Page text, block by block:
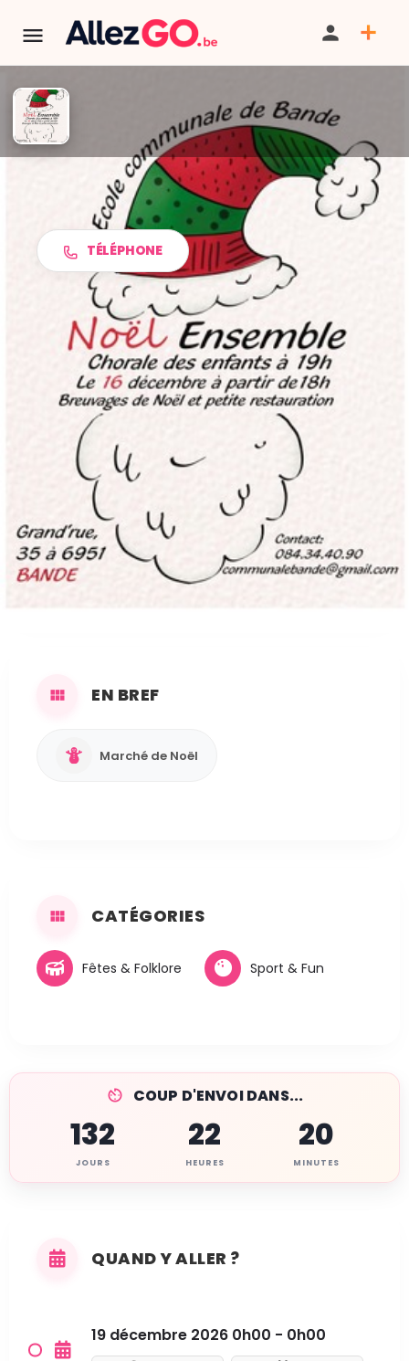
Noël Ensemble | Ecole
communale de Bande
TÉLÉPHONE
PARTAGER ITINÉRAIRE SAUVEGARDER
Fête de Noël à l'Ecole communale de Bande:
spectacle suivi d'un marché de Noël.
Organisé par :
Administration communale de
Nassogne
EN BREF
Marché de Noël
CATÉGORIES
Fêtes & Folklore Sport & Fun
COUP D'ENVOI DANS...
132
JOURS
22
HEURES
20
MINUTES
QUAND Y ALLER ?
19 décembre 2026 0h00 - 0h00